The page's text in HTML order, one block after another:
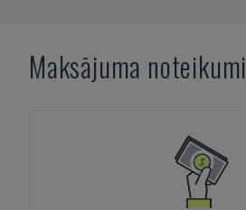
Maksājuma noteikumi